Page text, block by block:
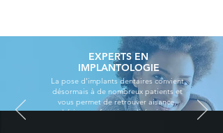
EXPERTS EN
IMPLANTOLOGIE‎
La pose d'implants dentaires convient
désormais à de nombreux patients et
vous permet de retrouver aisance,
esthétique et fonctionnalité, ainsi que